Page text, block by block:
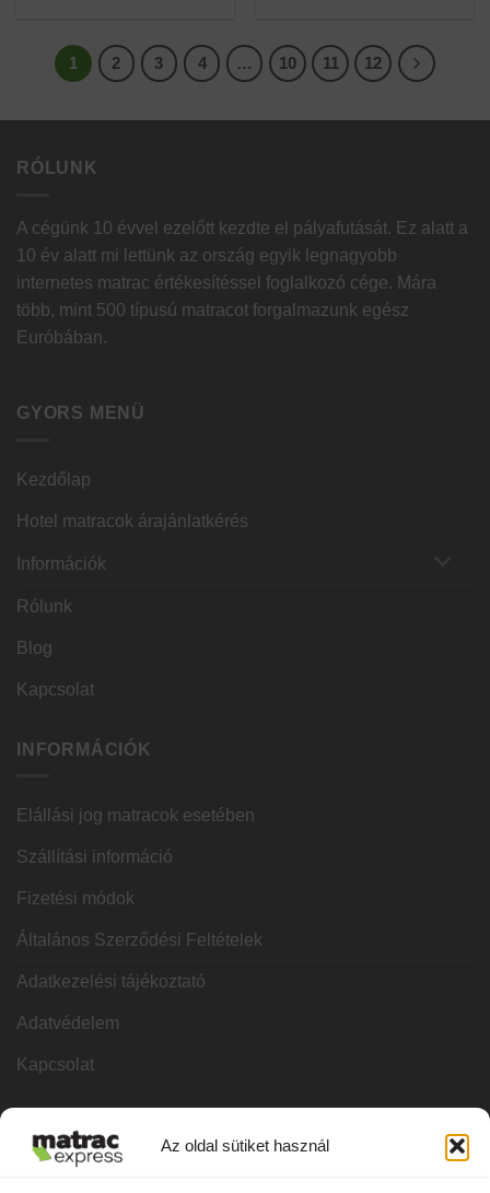
Az oldal sütiket használ
900 Ft.
000 Ft.
900 Ft.
000 Ft.
1 2 3 4 … 10 11 12
RÓLUNK
A cégünk 10 évvel ezelőtt kezdte el pályafutását. Ez alatt a
10 év alatt mi lettünk az ország egyik legnagyobb
internetes matrac értékesítéssel foglalkozó cége. Mára
több, mint 500 típusú matracot forgalmazunk egész
Euróbában.
GYORS MENÜ
Kezdőlap
Hotel matracok árajánlatkérés
Információk
Rólunk
Blog
Kapcsolat
INFORMÁCIÓK
Elállási jog matracok esetében
Szállítási információ
Fizetési módok
Általános Szerződési Feltételek
Adatkezelési tájékoztató
Adatvédelem
Kapcsolat